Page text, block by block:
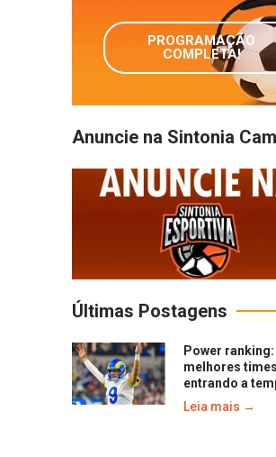
PROGRAMAÇÃO
COMPLETA!
Anuncie na Sintonia
Últimas Postagens
Power
melhores times
entrando a
Leia mais →